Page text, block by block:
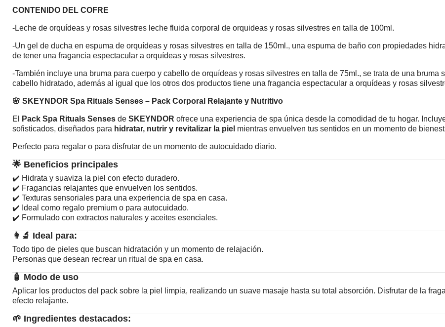
CONTENIDO DEL COFRE
-Leche de orquídeas y rosas silvestres leche fluida corporal de orquideas y rosas silvestres en talla de 100ml.
-Un gel de ducha en espuma de orquídeas y rosas silvestres en talla de 150ml., una espuma de baño con propiedades
de tener una fragancia espectacular a orquídeas y rosas silvestres.
-También incluye una bruma para cuerpo y cabello de orquídeas y rosas silvestres en talla de 75ml., se trata de una
cabello hidratado, además al igual que los otros dos productos tiene una fragancia espectacular a orquídeas y rosas
🌸 SKEYNDOR Spa Rituals Senses – Pack Corporal Relajante y Nutritivo
El Pack Spa Rituals Senses de SKEYNDOR ofrece una experiencia de spa única desde la comodidad de tu hogar.
sofisticados, diseñados para hidratar, nutrir y revitalizar la piel mientras envuelven tus sentidos en un momento de
Perfecto para regalar o para disfrutar de un momento de autocuidado diario.
🌟 Beneficios principales
✔️ Hidrata y suaviza la piel con efecto duradero.
✔️ Fragancias relajantes que envuelven los sentidos.
✔️ Texturas sensoriales para una experiencia de spa en casa.
✔️ Ideal como regalo premium o para autocuidado.
✔️ Formulado con extractos naturales y aceites esenciales.
👩‍🔬 Ideal para:
Todo tipo de pieles que buscan hidratación y un momento de relajación.
Personas que desean recrear un ritual de spa en casa.
🧴 Modo de uso
Aplicar los productos del pack sobre la piel limpia, realizando un suave masaje hasta su total absorción. Disfrutar de la
efecto relajante.
🌱 Ingredientes destacados: